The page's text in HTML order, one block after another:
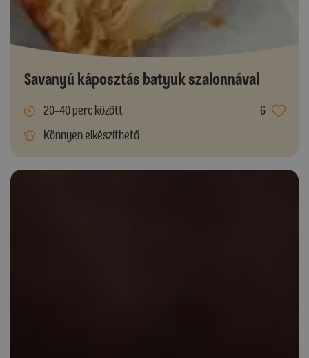
Savanyú káposztás batyuk szalonnával
20-40 perc között
6
Könnyen elkészíthető